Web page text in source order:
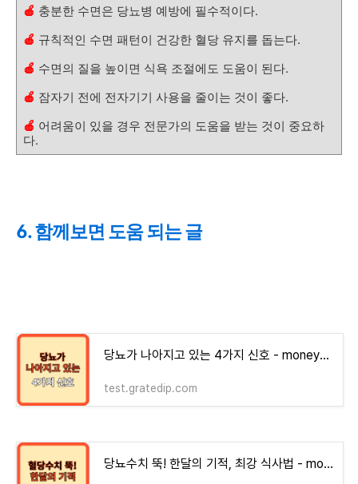
🍎 충분한 수면은 당뇨병 예방에 필수적이다.
🍎 규칙적인 수면 패턴이 건강한 혈당 유지를 돕는다.
🍎 수면의 질을 높이면 식욕 조절에도 도움이 된다.
🍎 잠자기 전에 전자기기 사용을 줄이는 것이 좋다.
🍎 어려움이 있을 경우 전문가의 도움을 받는 것이 중요하
다.
6. 함께보면 도움 되는 글
당뇨가 나아지고 있는 4가지 신호 - money-health
test.gratedip.com
당뇨수치 뚝! 한달의 기적, 최강 식사법 - money-health